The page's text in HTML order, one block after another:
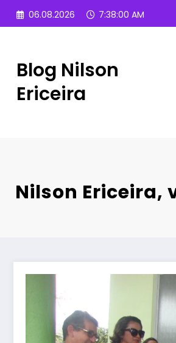
Pular
para
06.08.2026 7:38:01 AM
Blog Nilson
Ericeira
Nilson Ericeira,